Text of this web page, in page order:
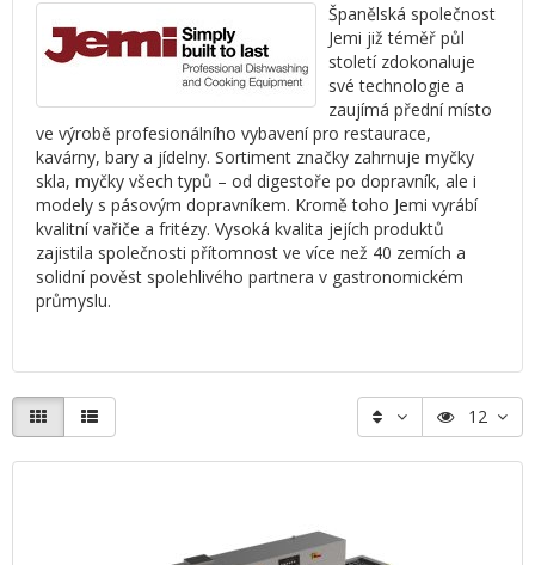
Španělská společnost
Jemi již téměř půl
století zdokonaluje
své technologie a
zaujímá přední místo
ve výrobě profesionálního vybavení pro restaurace,
kavárny, bary a jídelny. Sortiment značky zahrnuje myčky
skla, myčky všech typů – od digestoře po dopravník, ale i
modely s pásovým dopravníkem. Kromě toho Jemi vyrábí
kvalitní vařiče a fritézy. Vysoká kvalita jejích produktů
zajistila společnosti přítomnost ve více než 40 zemích a
solidní pověst spolehlivého partnera v gastronomickém
průmyslu.
12